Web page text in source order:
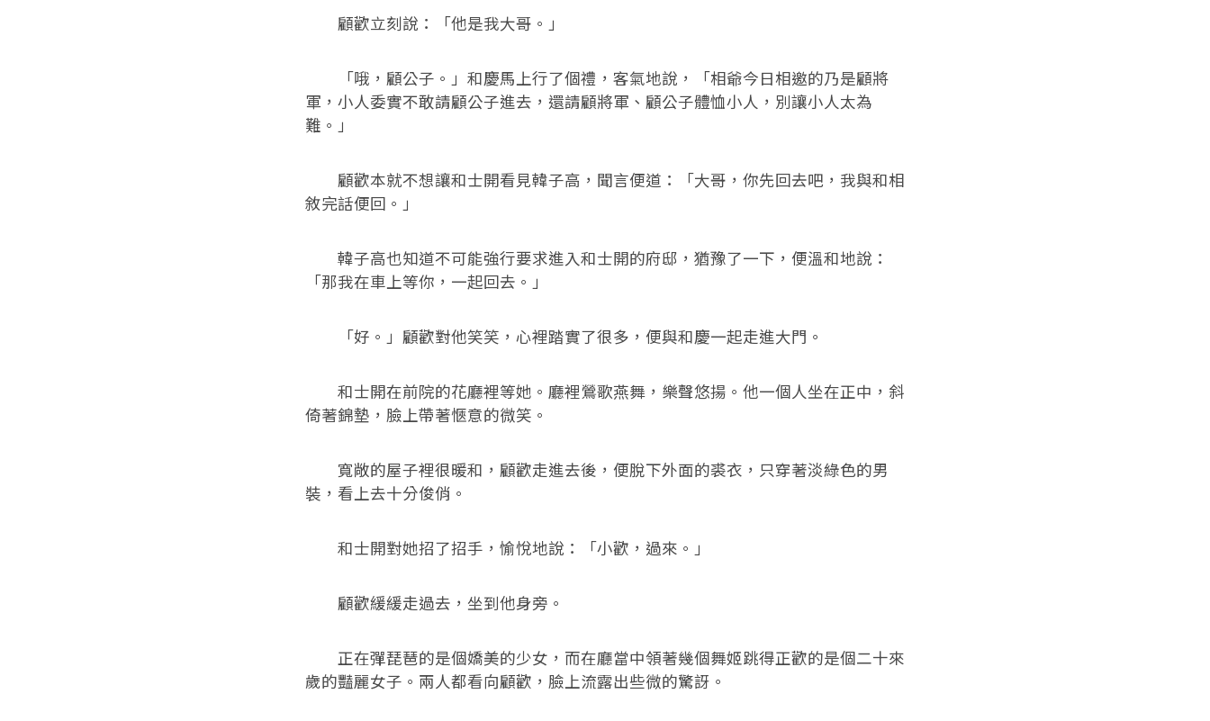
顧歡立刻說：「他是我大哥。」
「哦，顧公子。」和慶馬上行了個禮，客氣地說，「相爺今日相邀的乃是顧將
軍，小人委實不敢請顧公子進去，還請顧將軍、顧公子體恤小人，別讓小人太為
難。」
顧歡本就不想讓和士開看見韓子高，聞言便道：「大哥，你先回去吧，我與和相
敘完話便回。」
韓子高也知道不可能強行要求進入和士開的府邸，猶豫了一下，便溫和地說：
「那我在車上等你，一起回去。」
「好。」顧歡對他笑笑，心裡踏實了很多，便與和慶一起走進大門。
和士開在前院的花廳裡等她。廳裡鶯歌燕舞，樂聲悠揚。他一個人坐在正中，斜
倚著錦墊，臉上帶著愜意的微笑。
寬敞的屋子裡很暖和，顧歡走進去後，便脫下外面的裘衣，只穿著淡綠色的男
裝，看上去十分俊俏。
和士開對她招了招手，愉悅地說：「小歡，過來。」
顧歡緩緩走過去，坐到他身旁。
正在彈琵琶的是個嬌美的少女，而在廳當中領著幾個舞姬跳得正歡的是個二十來
歲的豔麗女子。兩人都看向顧歡，臉上流露出些微的驚訝。